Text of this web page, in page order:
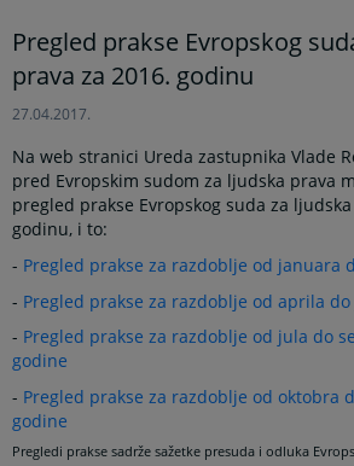
Pregled prakse Evropskog
prava za 2016. godinu
27.04.2017.
Na web stranici Ureda zastupnika Vlade
pred Evropskim sudom za ljudska prava
pregled prakse Evropskog suda za
godinu, i to:
- Pregled prakse za razdoblje od januara
- Pregled prakse za razdoblje od aprila
- Pregled prakse za razdoblje od jula do
godine
- Pregled prakse za razdoblje od oktobra
godine
Pregledi prakse sadrže sažetke presuda i odluka